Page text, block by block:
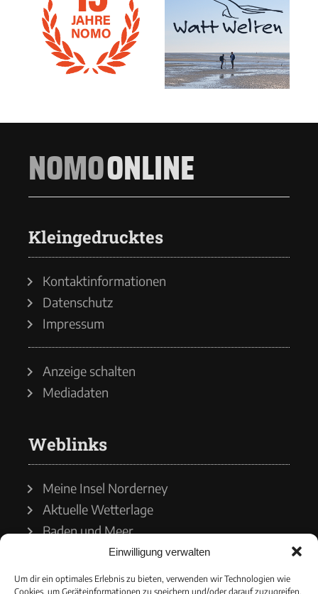
Einwilligung verwalten
Um dir ein optimales Erlebnis zu bieten, verwenden wir Technologien wie
Cookies, um Geräteinformationen zu speichern und/oder darauf zuzugreifen.
NOMOONLINE
Kleingedrucktes
Kontaktinformationen
Datenschutz
Impressum
Anzeige schalten
Mediadaten
Weblinks
Meine Insel Norderney
Aktuelle Wetterlage
Baden und Meer
Wetterdienst